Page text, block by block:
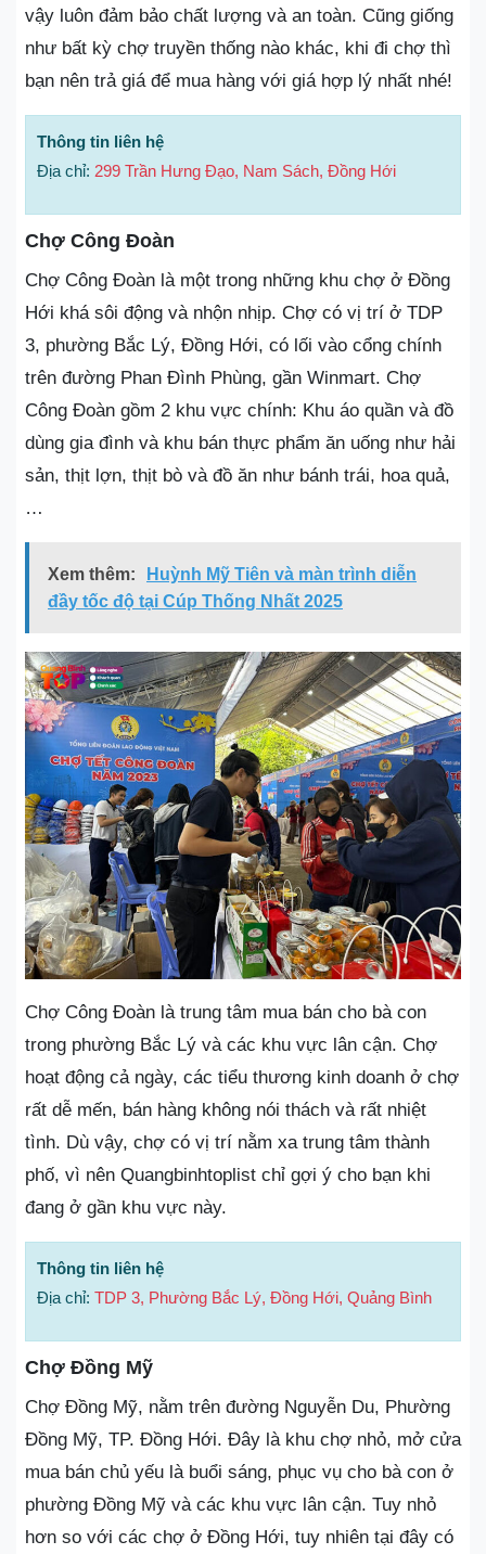
vậy luôn đảm bảo chất lượng và an toàn. Cũng giống
như bất kỳ chợ truyền thống nào khác, khi đi chợ thì
bạn nên trả giá để mua hàng với giá hợp lý nhất nhé!
Thông tin liên hệ
Địa chỉ: 299 Trần Hưng Đạo, Nam Sách, Đồng Hới
Chợ Công Đoàn
Chợ Công Đoàn là một trong những khu chợ ở Đồng
Hới khá sôi động và nhộn nhịp. Chợ có vị trí ở TDP
3, phường Bắc Lý, Đồng Hới, có lối vào cổng chính
trên đường Phan Đình Phùng, gần Winmart. Chợ
Công Đoàn gồm 2 khu vực chính: Khu áo quần và đồ
dùng gia đình và khu bán thực phẩm ăn uống như hải
sản, thịt lợn, thịt bò và đồ ăn như bánh trái, hoa quả,
…
Xem thêm:
Huỳnh Mỹ Tiên và màn trình diễn
đầy tốc độ tại Cúp Thống Nhất 2025
Chợ Công Đoàn là trung tâm mua bán cho bà con
trong phường Bắc Lý và các khu vực lân cận. Chợ
hoạt động cả ngày, các tiểu thương kinh doanh ở chợ
rất dễ mến, bán hàng không nói thách và rất nhiệt
tình. Dù vậy, chợ có vị trí nằm xa trung tâm thành
phố, vì nên Quangbinhtoplist chỉ gợi ý cho bạn khi
đang ở gần khu vực này.
Thông tin liên hệ
Địa chỉ: TDP 3, Phường Bắc Lý, Đồng Hới, Quảng Bình
Chợ Đồng Mỹ
Chợ Đồng Mỹ, nằm trên đường Nguyễn Du, Phường
Đồng Mỹ, TP. Đồng Hới. Đây là khu chợ nhỏ, mở cửa
mua bán chủ yếu là buổi sáng, phục vụ cho bà con ở
phường Đồng Mỹ và các khu vực lân cận. Tuy nhỏ
hơn so với các chợ ở Đồng Hới, tuy nhiên tại đây có